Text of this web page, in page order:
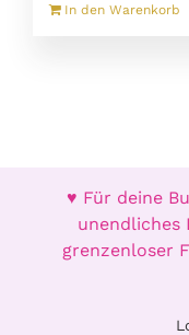
In den Warenkorb
♥ Für deine
unendliches
grenzenloser